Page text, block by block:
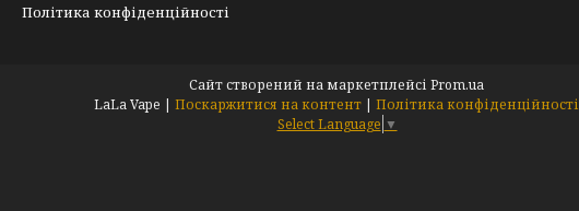
Політика конфіденційності
Сайт створений на маркетплейсі Prom.ua
LaLa Vape | Поскаржитися на контент | Політика конфіденційності
Select Language ▼